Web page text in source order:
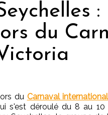
du
du Carnaval
s'est déroulé du 8 au 10